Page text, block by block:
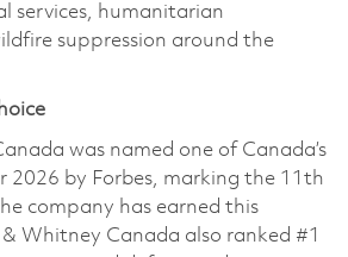
services, humanitarian
suppression around the
was named one of Canada’s
2026 by Forbes, marking the 11th
company has earned this
Whitney Canada also ranked #1